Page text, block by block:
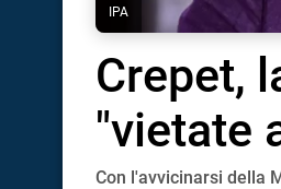
IPA
Crepet,
"vietate
Con l'avvicinarsi della